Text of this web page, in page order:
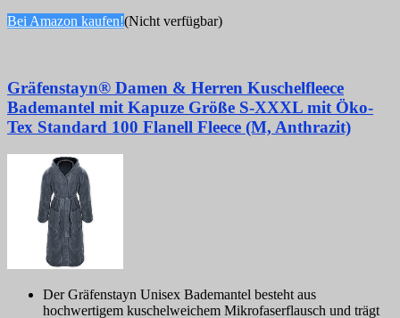
Bei Amazon kaufen!(Nicht verfügbar)
Gräfenstayn® Damen & Herren Kuschelfleece
Bademantel mit Kapuze Größe S-XXXL mit Öko-
Tex Standard 100 Flanell Fleece (M, Anthrazit)
Der Gräfenstayn Unisex Bademantel besteht aus
hochwertigem kuschelweichem Mikrofaserflausch und trägt